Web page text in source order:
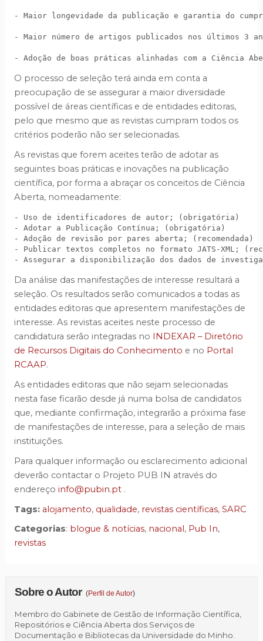
- Maior longevidade da publicação e garantia do
- Maior número de artigos publicados nos últimos 3
- Adoção de boas práticas alinhadas com a Ciência
O processo de seleção terá ainda em conta a
preocupação de se assegurar a maior diversidade
possível de áreas científicas e de entidades editoras,
pelo que mesmo que as revistas cumpram todos os
critérios poderão não ser selecionadas.
As revistas que forem aceites terão de adotar as
seguintes boas práticas e inovações na publicação
científica, por forma a abraçar os conceitos de Ciência
Aberta, nomeadamente:
- Uso de identificadores de autor; (obrigatória)
- Adotar a Publicação Contínua; (obrigatória)
- Adoção de revisão por pares aberta; (recomendada)
- Publicar textos completos no formato JATS-XML;
- Assegurar a disponibilização dos dados de
Da análise das manifestações de interesse resultará a
seleção. Os resultados serão comunicados a todas as
entidades editoras que apresentem manifestações de
interesse. As revistas aceites neste processo de
candidatura serão integradas no INDEXAR – Diretório
de Recursos Digitais do Conhecimento e no Portal
RCAAP.
As entidades editoras que não sejam selecionadas
nesta fase ficarão desde já numa bolsa de candidatos
que, mediante confirmação, integrarão a próxima fase
de manifestações de interesse, para a seleção de mais
instituições.
Para qualquer informação ou esclarecimento adicional
deverão contactar o Projeto PUB IN através do
endereço info@pubin.pt.
Tags: alojamento, qualidade, revistas científicas, SARC
Categorias: blogue & notícias, nacional, Pub In,
revistas
Sobre o Autor (Perfil de Autor)
Membro do Gabinete de Gestão de Informação Científica,
Repositórios e Ciência Aberta dos Serviços de
Documentação e Bibliotecas da Universidade do Minho.